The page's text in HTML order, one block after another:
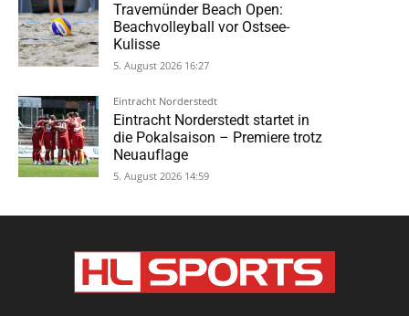
Travemünder Beach Open:
Beachvolleyball vor Ostsee-
Kulisse
5. August 2026 16:27
Eintracht Norderstedt
Eintracht Norderstedt startet in
die Pokalsaison – Premiere trotz
Neuauflage
5. August 2026 14:59